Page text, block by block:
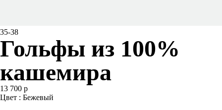
35-38
Гольфы из 100%
кашемира
13 700 р
Цвет : Бежевый